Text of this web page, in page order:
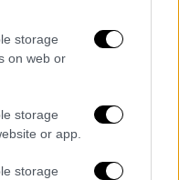
storage
on web or
storage
or app.
storage
Τα γονίδια
στον σχηματισμό
εκφράζονται στα
σχεδόν
ομάδων